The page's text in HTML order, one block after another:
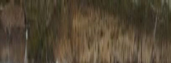
RADIO SOMEȘ
Categorii